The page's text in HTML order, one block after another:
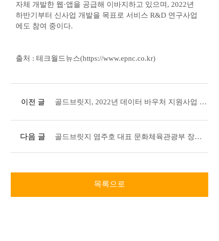
자체 개발한 웹·앱을 공급해 이바지하고 있으며, 2022년
하반기부터 신사업 개발을 목표로 서비스 R&D 연구사업
에도 참여 중이다.
출처 : 테크월드뉴스(https://www.epnc.co.kr)
이전 글 골드브릿지, 2022년 데이터 바우처 지원사업 공급기업 선정
다음 글 골드브릿지 염주호 대표 문화체육관광부 장관상 수상
목록으로